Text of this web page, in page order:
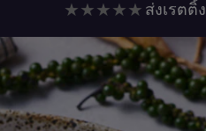
ไม่มี
ให้
คะแนน
สำหรับ
recipe
ส่งเรตติ้ง